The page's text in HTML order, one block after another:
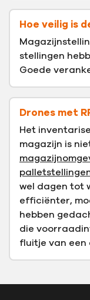
Hoe veilig is
stellingen
Goede
Drones met
Het
magazijn is
wel dagen tot
efficiënter,
hebben
die
fluitje van een